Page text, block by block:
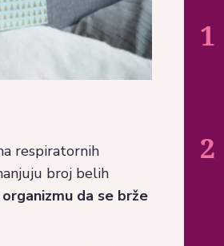
respiratornih
broj belih
da se brže